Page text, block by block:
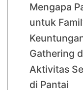
Mengapa
untuk
Gathering
Aktivitas
di Pantai